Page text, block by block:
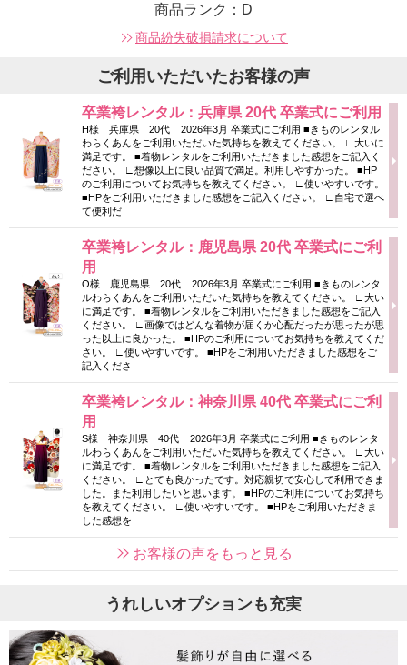
商品ランク：D
商品紛失破損請求について
ご利用いただいたお客様の声
卒業袴レンタル：兵庫県 20代 卒業式にご利用
H様 兵庫県 20代 2026年3月 卒業式にご利用 ■きものレンタル
わらくあんをご利用いただいた気持ちを教えてください。 ∟大いに
満足です。 ■着物レンタルをご利用いただきました感想をご記入く
ださい。 ∟想像以上に良い品質で満足。利用しやすかった。 ■HP
のご利用についてお気持ちを教えてください。 ∟使いやすいです。
■HPをご利用いただきました感想をご記入ください。 ∟自宅で選べ
て便利だ
卒業袴レンタル：鹿児島県 20代 卒業式にご利
用
O様 鹿児島県 20代 2026年3月 卒業式にご利用 ■きものレンタ
ルわらくあんをご利用いただいた気持ちを教えてください。 ∟大い
に満足です。 ■着物レンタルをご利用いただきました感想をご記入
ください。 ∟画像ではどんな着物が届くか心配だったが思ったが思
った以上に良かった。 ■HPのご利用についてお気持ちを教えてくだ
さい。 ∟使いやすいです。 ■HPをご利用いただきました感想をご
記入くださ
卒業袴レンタル：神奈川県 40代 卒業式にご利
用
S様 神奈川県 40代 2026年3月 卒業式にご利用 ■きものレンタ
ルわらくあんをご利用いただいた気持ちを教えてください。 ∟大い
に満足です。 ■着物レンタルをご利用いただきました感想をご記入
ください。 ∟とても良かったです。対応親切で安心して利用できま
した。また利用したいと思います。 ■HPのご利用についてお気持ち
を教えてください。 ∟使いやすいです。 ■HPをご利用いただきま
した感想を
お客様の声をもっと見る
うれしいオプションも充実